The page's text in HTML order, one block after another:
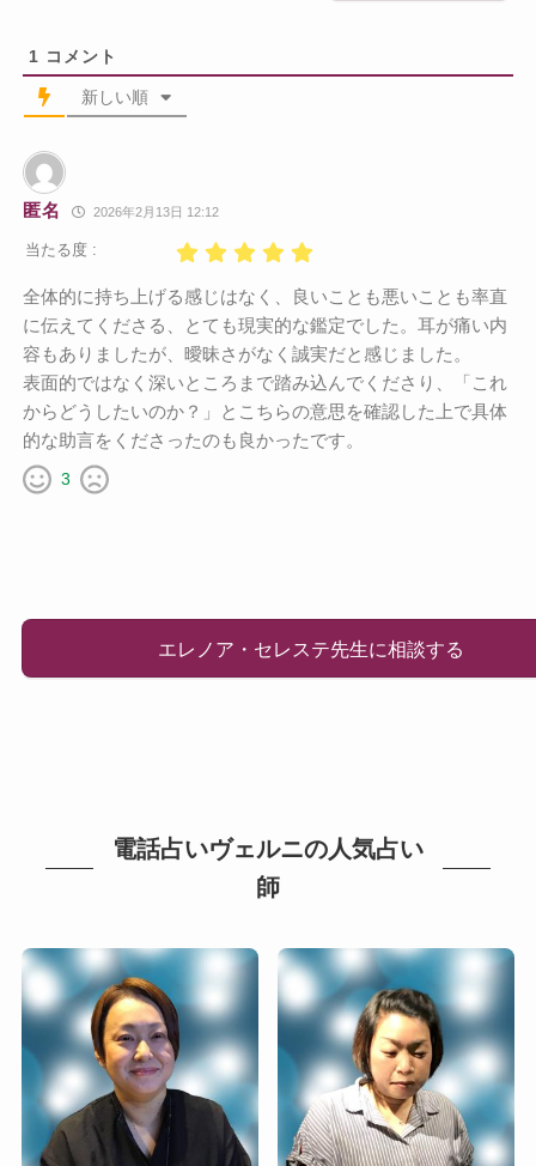
1 コメント
新しい順
匿名 2026年2月13日 12:12
当たる度 :
全体的に持ち上げる感じはなく、良いことも悪いことも率直
に伝えてくださる、とても現実的な鑑定でした。耳が痛い内
容もありましたが、曖昧さがなく誠実だと感じました。
表面的ではなく深いところまで踏み込んでくださり、「これ
からどうしたいのか？」とこちらの意思を確認した上で具体
的な助言をくださったのも良かったです。
3
エレノア・セレステ先生に相談する
電話占いヴェルニの人気占い
師